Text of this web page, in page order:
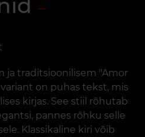
ja traditsioonilisem "Amor
on puhas tekst, mis
kirjas. See stiil rõhutab
pannes rõhku selle
Klassikaline kiri võib